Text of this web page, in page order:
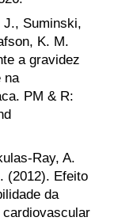
J., Suminski,
K. M.
a gravidez
na
PM & R:
Ray, A.
(2012). Efeito
da